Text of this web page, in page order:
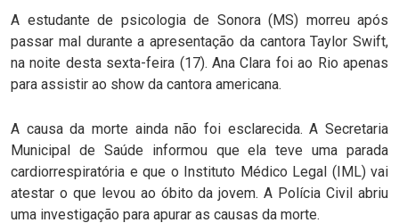
A estudante de psicologia de Sonora (MS) morreu após
passar mal durante a apresentação da cantora Taylor Swift,
na noite desta sexta-feira (17). Ana Clara foi ao Rio apenas
para assistir ao show da cantora americana.
A causa da morte ainda não foi esclarecida. A Secretaria
Municipal de Saúde informou que ela teve uma parada
cardiorrespiratória e que o Instituto Médico Legal (IML) vai
atestar o que levou ao óbito da jovem. A Polícia Civil abriu
uma investigação para apurar as causas da morte.